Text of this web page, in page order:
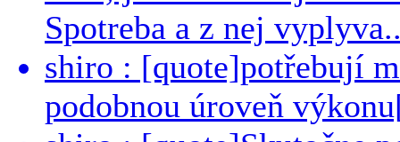
Spotreba a z nej
shiro : [quote]potřebují
podobnou úroveň